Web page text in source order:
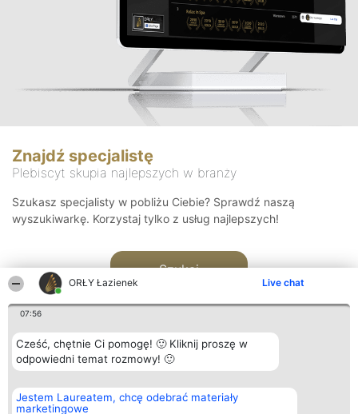
ORŁY Łazienek Live chat
07:56
Cześć, chętnie Ci pomogę! 🙂 Kliknij proszę w
odpowiedni temat rozmowy! 🙂
Jestem Laureatem, chcę odebrać materiały
marketingowe
Znajdź specjalistę
Plebiscyt skupia najlepszych w branży
Szukasz specjalisty w pobliżu Ciebie? Sprawdź naszą
wyszukiwarkę. Korzystaj tylko z usług najlepszych!
Szukaj
Organizator plebiscytu
Bright Side Solutions sp. z o.
o. sp. k.
Plebiscyt
Laureaci
Kontakt
Kontakt